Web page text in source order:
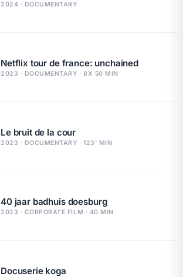
2024 · DOCUMENTARY
Netflix tour de france: unchained
2023 · DOCUMENTARY · 8X 50 MIN
Le bruit de la cour
2023 · DOCUMENTARY · 123' MIN
40 jaar badhuis doesburg
2023 · CORPORATE FILM · 40 MIN
Docuserie koga